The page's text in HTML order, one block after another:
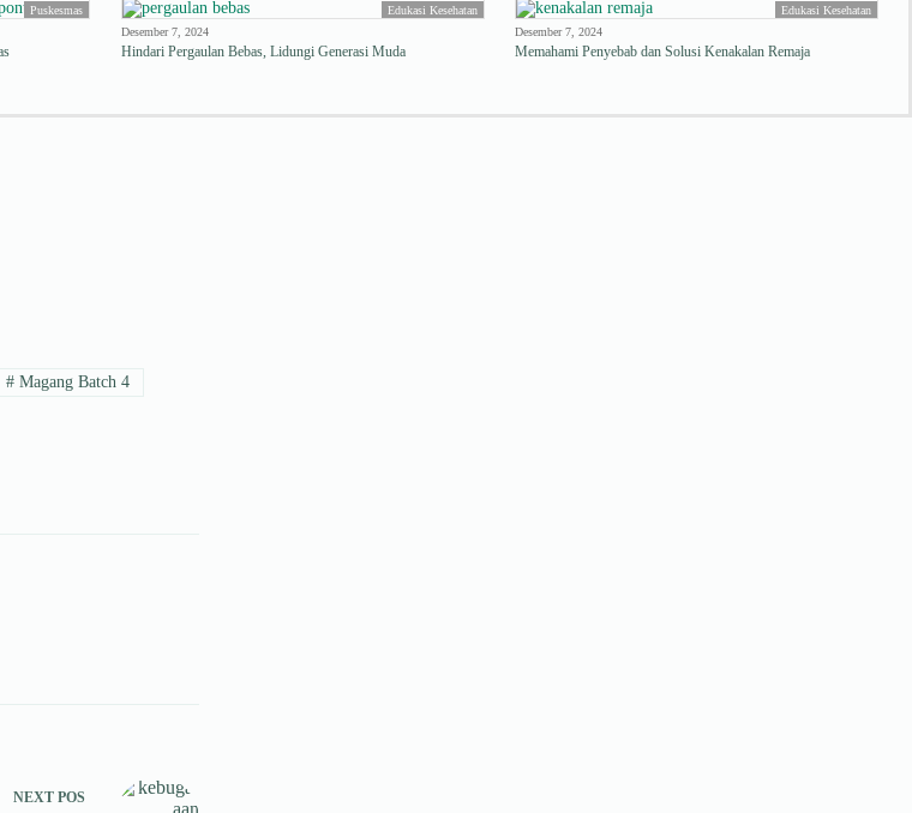
Puskesmas
Edukasi Kesehatan
Desember 7, 2024
Hindari Pergaulan Bebas, Lidungi Generasi Muda
Edukasi Kesehatan
Desember 7, 2024
Memahami Penyebab dan Solusi Kenakalan Remaja
# Magang Batch 4
NEXT POS